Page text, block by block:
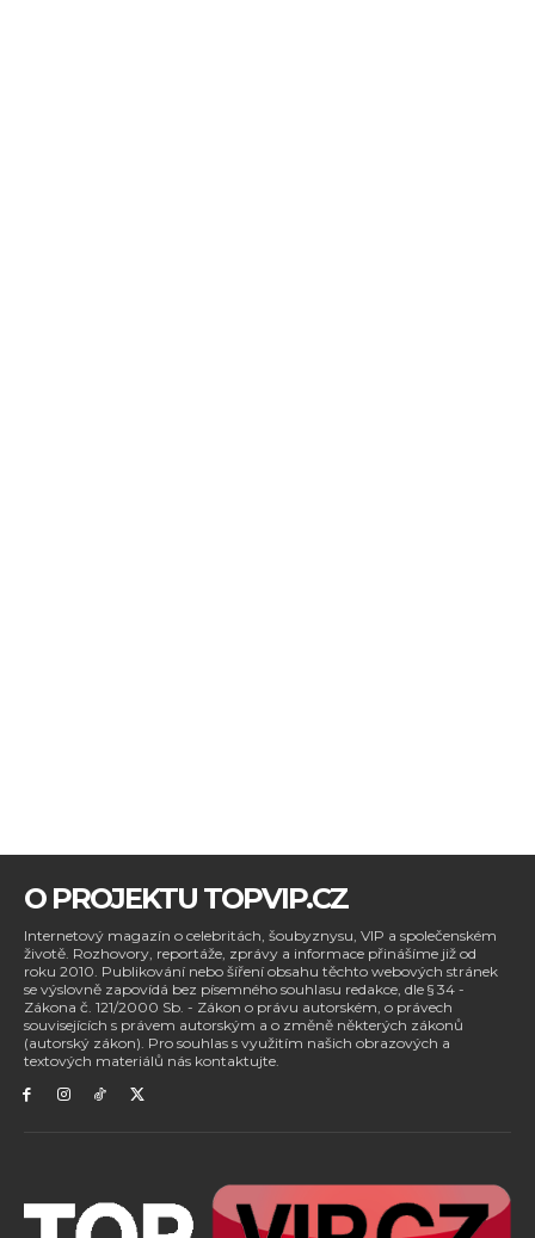
O PROJEKTU TOPVIP.CZ
Internetový magazín o celebritách, šoubyznysu, VIP a společenském
životě. Rozhovory, reportáže, zprávy a informace přinášíme již od
roku 2010. Publikování nebo šíření obsahu těchto webových stránek
se výslovně zapovídá bez písemného souhlasu redakce, dle § 34 -
Zákona č. 121/2000 Sb. - Zákon o právu autorském, o právech
souvisejících s právem autorským a o změně některých zákonů
(autorský zákon). Pro souhlas s využitím našich obrazových a
textových materiálů nás kontaktujte.